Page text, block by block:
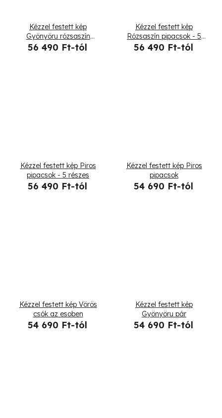
Kézzel festett kép
Gyönyöru rózsaszín
pipacsok - 5 részes
56 490 Ft-tól
Kézzel festett kép
Rózsaszín pipacsok - 5
részes
56 490 Ft-tól
Kézzel festett kép Piros
pipacsok - 5 részes
56 490 Ft-tól
Kézzel festett kép Piros
pipacsok
54 690 Ft-tól
Kézzel festett kép Vörös
csók az esoben
54 690 Ft-tól
Kézzel festett kép
Gyönyöru pár
54 690 Ft-tól